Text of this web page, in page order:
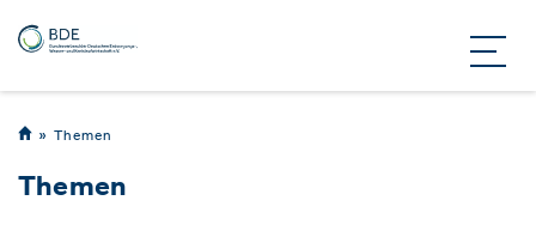
Themen
Themen